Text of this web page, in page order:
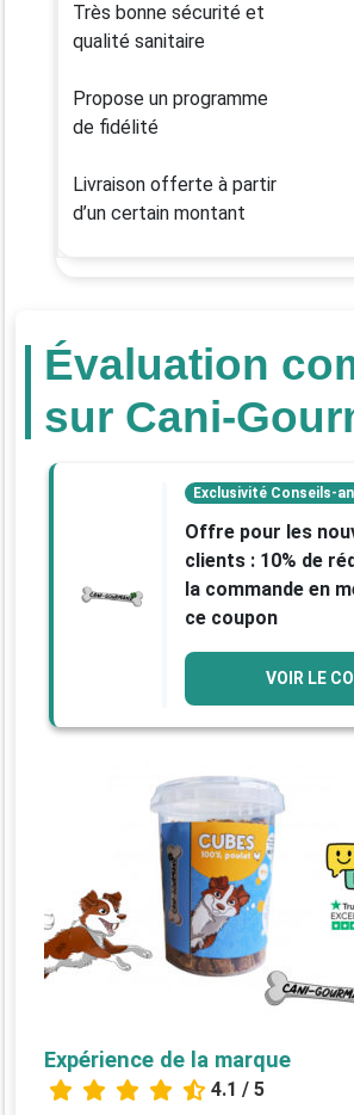
Très bonne sécurité et
qualité sanitaire
Propose un programme
de fidélité
Livraison offerte à partir
d’un certain montant
Évaluation
sur Cani-
Exclusivité Conseils-
Offre pour les
clients : 10% de
la commande en
ce coupon
VOIR LE
Expérience de la marque
4.1 / 5